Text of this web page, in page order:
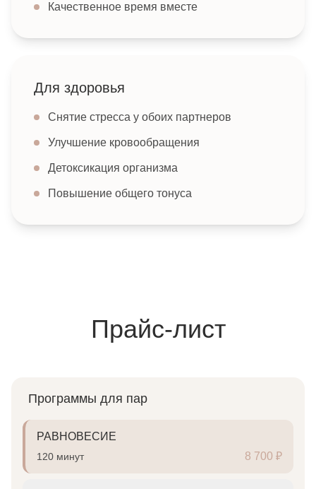
Качественное время вместе
Для здоровья
Снятие стресса у обоих партнеров
Улучшение кровообращения
Детоксикация организма
Повышение общего тонуса
Прайс-лист
Программы для пар
РАВНОВЕСИЕ
120 минут 8 700 ₽